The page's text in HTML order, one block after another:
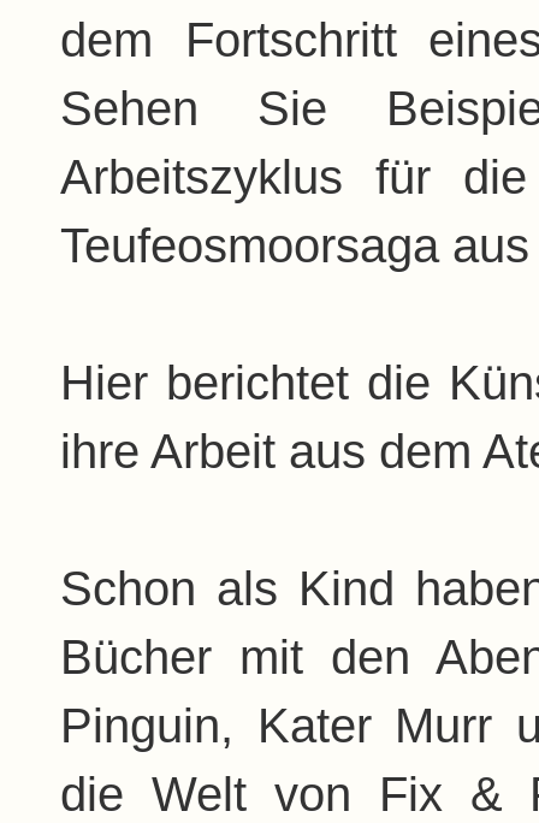
dem Fortschritt
Sehen Sie
Arbeitszyklus für
Teufeosmoorsaga
Hier berichtet die
ihre Arbeit aus dem
Schon als Kind
Bücher mit den
Pinguin, Kater Murr
die Welt von Fix &